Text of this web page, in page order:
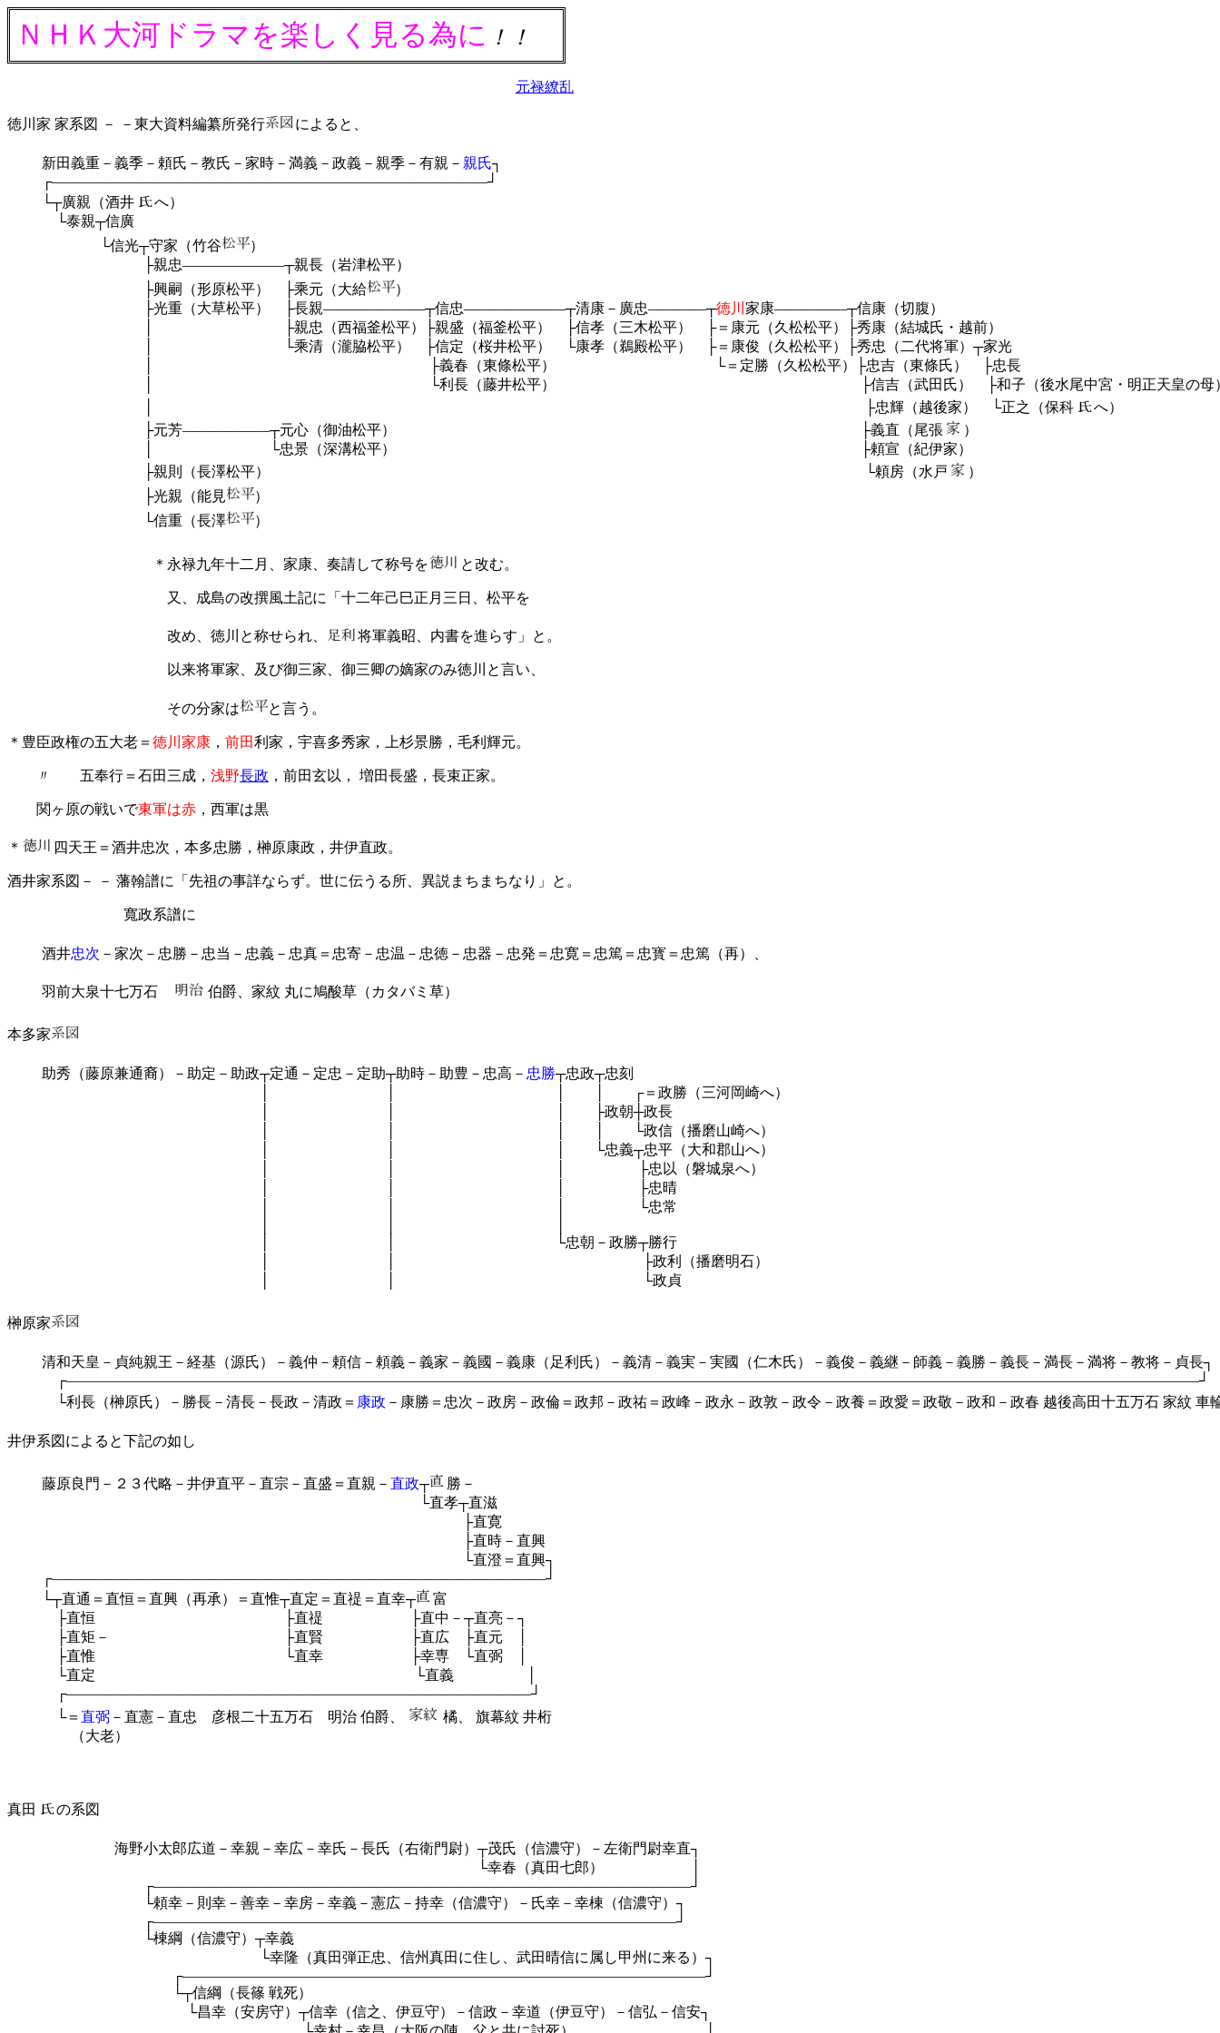
ＮＨＫ大河ドラマを楽しく見る為に ！！
元禄繚乱
徳川家 家系図 － －東大資料編纂所発行 によると、
新田義重－義季－頼氏－教氏－家時－満義－政義－親季－有親－ 親氏┐
┌――――――――――――――――――――――――――――――┘
└┬廣親（酒井
へ）
└泰親┬信廣
└信光┬守家（竹谷
）
├親忠―――――――┬親長（岩津松平）
├興嗣（形原松平） ├乘元（大給
）
├光重（大草松平） ├長親―――――――┬信忠―――――――┬清康－廣忠――――┬徳川 家康―――――┬信康（切腹）
│ ├親忠（西福釜松平）├親盛（福釜松平） ├信孝（三木松平） ├＝康元（久松松平）├秀康（結城氏・越前）
│ └乘清（瀧脇松平） ├信定（桜井松平） └康孝（鵜殿松平） ├＝康俊（久松松平）├秀忠（二代将軍）┬家光
│ ├義春（東條松平） └＝定勝（久松松平）├忠吉（東條氏） ├忠長
│ └利長（藤井松平） ├信吉（武田氏） ├和子（後水尾中宮・明正天皇の母
│ ├忠輝（越後家） └正之（保科
へ）
├元芳――――――┬元心（御油松平） ├義直（尾張
）
│ └忠景（深溝松平） ├頼宣（紀伊家）
├親則（長澤松平） └頼房（水戸
）
├光親（能見
）
└信重（長澤
）
＊永禄九年十二月、家康、奏請して称号を と改む。
又、成島の改撰風土記に「十二年己巳正月三日、松平を
改め、徳川と称せられ、 将軍義昭、内書を進らす」と。
以来将軍家、及び御三家、御三卿の嫡家のみ徳川と言い、
その分家は と言う。
＊豊臣政権の五大老＝ 徳川家康 ， 前田利家，宇喜多秀家，上杉景勝，毛利輝元。
〃 五奉行＝石田三成， 浅野長政 ，前田玄以， 増田長盛，長束正家。
関ヶ原の戦いで東軍は赤 ，西軍は黒
＊ 四天王＝酒井忠次，本多忠勝，榊原康政，井伊直政。
酒井家系図－ － 藩翰譜に「先祖の事詳ならず。世に伝うる所、異説まちまちなり」と。
寬政系譜に
酒井忠次 －家次－忠勝－忠当－忠義－忠真＝忠寄－忠温－忠徳－忠器－忠発＝忠寛＝忠篤＝忠寳＝忠篤（再）、
羽前大泉十七万石 伯爵、家紋 丸に鳩酸草（カタバミ草）
本多家
助秀（藤原兼通裔）－助定－助政┬定通－定忠－定助┬助時－助豊－忠高－ 忠勝┬忠政┬忠刻
│ │ │ │ ┌＝政勝（三河岡崎へ）
│ │ │ ├政朝┼政長
│ │ │ │ └政信（播磨山崎へ）
│ │ │ └忠義┬忠平（大和郡山へ）
│ │ │ ├忠以（磐城泉へ）
│ │ │ ├忠晴
│ │ │ └忠常
│ │ └忠朝－政勝┬勝行
│ │ ├政利（播磨明石）
│ │ └政貞
榊原家
清和天皇－貞純親王－経基（源氏）－義仲－頼信－頼義－義家－義國－義康（足利氏）－義清－義実－実國（仁木氏）－義俊－義継－師義－義勝－義長－満長－満将－教将－貞長┐
┌――――――――――――――――――――――――――――――――――――――――――――――――――――――――――――――――――――――――――――――┘
└利長（榊原氏）－勝長－清長－長政－清政＝ 康政 －康勝＝忠次－政房－政倫＝政邦－政祐＝政峰－政永－政敦－政令－政養＝政愛＝政敬－政和－政春 越後高田十五万石 家紋 車
井伊系図によると下記の如し
藤原良門－２３代略－井伊直平－直宗－直盛＝直親－ 直政┬
勝－
└直孝┬直滋
├直寛
├直時－直興
└直澄＝直興┐
┌――――――――――――――――――――――――――――――――――┘
└┬直通＝直恒＝直興（再承）＝直惟┬直定＝直禔＝直幸┬
富
├直恒 ├直禔 ├直中－┬直亮－┐
├直矩－ ├直賢 ├直広 ├直元 │
├直惟 └直幸 ├幸専 └直弼 │
└直定 └直義 │
┌――――――――――――――――――――――――――――――――┘
└＝ 直弼 －直憲－直忠 彦根二十五万石 明治 伯爵、 橘、 旗幕紋 井桁
（大老）
真田 の系図
海野小太郎広道－幸親－幸広－幸氏－長氏（右衛門尉）┬茂氏（信濃守）－左衛門尉幸直┐
└幸春（真田七郎） │
┌―――――――――――――――――――――――――――――――――――――┘
└頼幸－則幸－善幸－幸房－幸義－憲広－持幸（信濃守）－氏幸－幸棟（信濃守）┐
┌――――――――――――――――――――――――――――――――――――┘
└棟綱（信濃守）┬幸義
└幸隆（真田弾正忠、信州真田に住し、武田晴信に属し甲州に来る）┐
┌――――――――――――――――――――――――――――――――――――┘
└┬信綱（長篠 戦死）
└昌幸（安房守）┬信幸（信之、伊豆守）－信政－幸道（伊豆守）－信弘－信安┐